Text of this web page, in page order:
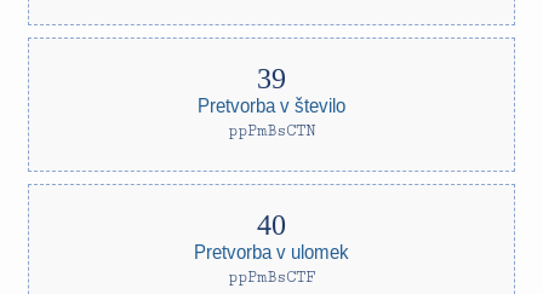
Pretvorba v število
ppPmBsCTN
Pretvorba v ulomek
ppPmBsCTF